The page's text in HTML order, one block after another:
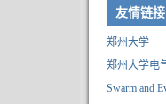
友情链接
郑州大学
郑州大学电
Swarm and